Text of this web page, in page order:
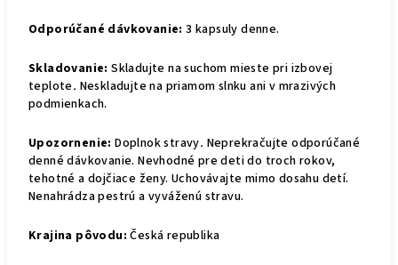
Odporúčané dávkovanie: 3 kapsuly denne.
Skladovanie: Skladujte na suchom mieste pri izbovej
teplote. Neskladujte na priamom slnku ani v mrazivých
podmienkach.
Upozornenie:Doplnok stravy. Neprekračujte odporúčané
denné dávkovanie. Nevhodné pre deti do troch rokov,
tehotné a dojčiace ženy. Uchovávajte mimo dosahu detí.
Nenahrádza pestrú a vyváženú stravu.
Krajina pôvodu: Česká republika